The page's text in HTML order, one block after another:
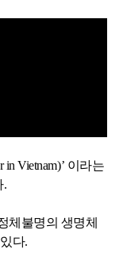
Vietnam)’ 이라는
.
체불명의 생명체
다.